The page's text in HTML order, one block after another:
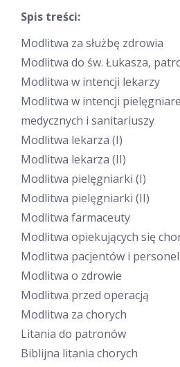
Spis treści:
Modlitwa za służbę zdrowia
Modlitwa do św. Łukasza,
Modlitwa w intencji lekarzy
Modlitwa w intencji
medycznych i sanitariuszy
Modlitwa lekarza (I)
Modlitwa lekarza (II)
Modlitwa pielęgniarki (I)
Modlitwa pielęgniarki (II)
Modlitwa farmaceuty
Modlitwa opiekujących się
Modlitwa pacjentów i
Modlitwa o zdrowie
Modlitwa przed operacją
Modlitwa za chorych
Litania do patronów
Biblijna litania chorych